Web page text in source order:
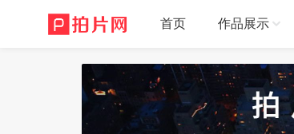
首页 作品展示